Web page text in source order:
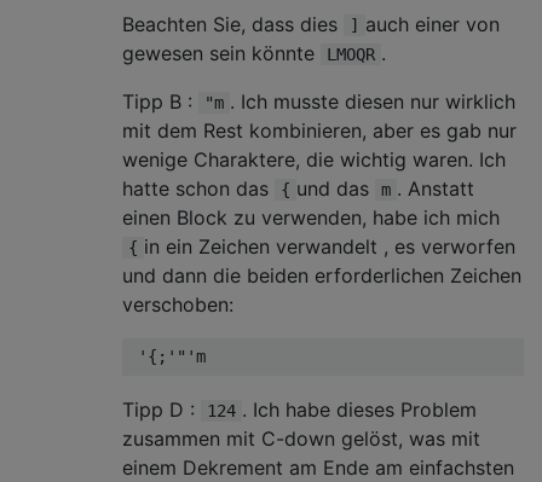
Beachten Sie, dass dies ]
auch einer von
gewesen sein könnte
LMOQR .
Tipp B :
"m . Ich musste diesen nur wirklich
mit dem Rest kombinieren, aber es gab nur
wenige Charaktere, die wichtig waren. Ich
hatte schon das
{ und das m . Anstatt
einen Block zu verwenden, habe ich mich
{ in ein Zeichen verwandelt , es verworfen
und dann die beiden erforderlichen Zeichen
verschoben:
Tipp D : 124 . Ich habe dieses Problem
zusammen mit C-down gelöst, was mit
einem Dekrement am Ende am einfachsten